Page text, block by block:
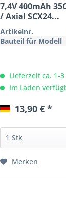
7,4V 400mAh
/ Axial SCX24...
Artikelnr.
Bauteil für Modell
Lieferzeit ca. 1-3
Im Laden
13,90 € *
Merken